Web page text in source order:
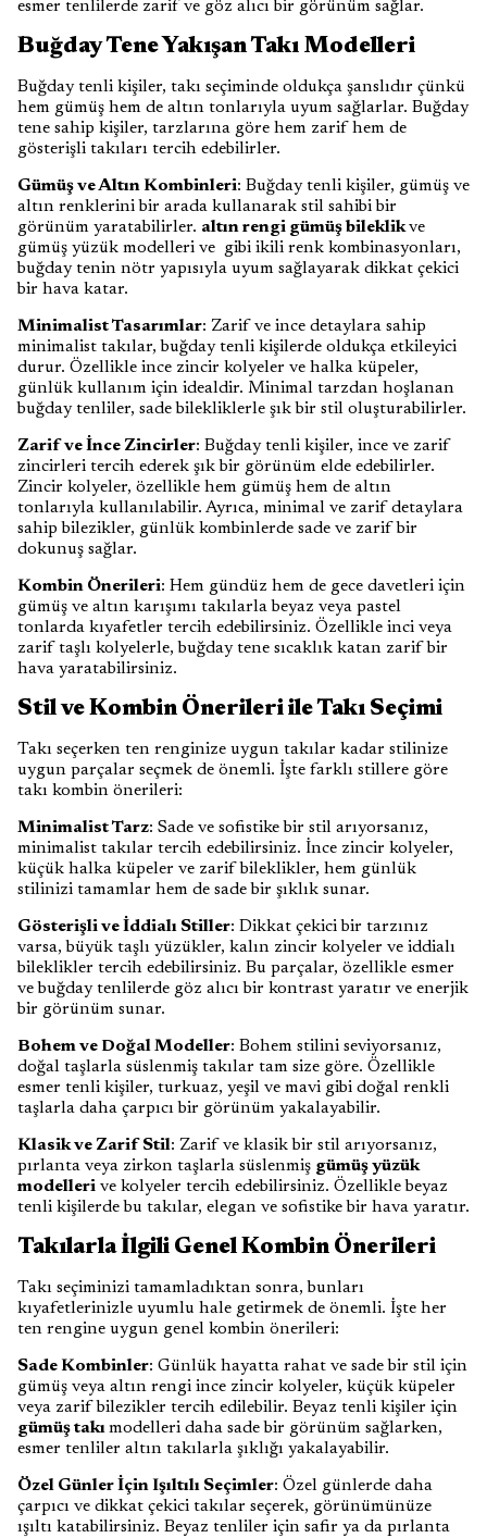
esmer tenlilerde zarif ve göz alıcı bir görünüm sağlar.
Buğday Tene Yakışan Takı Modelleri
Buğday tenli kişiler, takı seçiminde oldukça şanslıdır çünkü
hem gümüş hem de altın tonlarıyla uyum sağlarlar. Buğday
tene sahip kişiler, tarzlarına göre hem zarif hem de
gösterişli takıları tercih edebilirler.
Gümüş ve Altın Kombinleri: Buğday tenli kişiler, gümüş ve
altın renklerini bir arada kullanarak stil sahibi bir
görünüm yaratabilirler. altın rengi gümüş bileklikve
gümüş yüzük modelleri ve gibi ikili renk kombinasyonları,
buğday tenin nötr yapısıyla uyum sağlayarak dikkat çekici
bir hava katar.
Minimalist Tasarımlar: Zarif ve ince detaylara sahip
minimalist takılar, buğday tenli kişilerde oldukça etkileyici
durur. Özellikle ince zincir kolyeler ve halka küpeler,
günlük kullanım için idealdir. Minimal tarzdan hoşlanan
buğday tenliler, sade bilekliklerle şık bir stil oluşturabilirler.
Zarif ve İnce Zincirler: Buğday tenli kişiler, ince ve zarif
zincirleri tercih ederek şık bir görünüm elde edebilirler.
Zincir kolyeler, özellikle hem gümüş hem de altın
tonlarıyla kullanılabilir. Ayrıca, minimal ve zarif detaylara
sahip bilezikler, günlük kombinlerde sade ve zarif bir
dokunuş sağlar.
Kombin Önerileri: Hem gündüz hem de gece davetleri için
gümüş ve altın karışımı takılarla beyaz veya pastel
tonlarda kıyafetler tercih edebilirsiniz. Özellikle inci veya
zarif taşlı kolyelerle, buğday tene sıcaklık katan zarif bir
hava yaratabilirsiniz.
Stil ve Kombin Önerileri ile Takı Seçimi
Takı seçerken ten renginize uygun takılar kadar stilinize
uygun parçalar seçmek de önemli. İşte farklı stillere göre
takı kombin önerileri:
Minimalist Tarz: Sade ve sofistike bir stil arıyorsanız,
minimalist takılar tercih edebilirsiniz. İnce zincir kolyeler,
küçük halka küpeler ve zarif bileklikler, hem günlük
stilinizi tamamlar hem de sade bir şıklık sunar.
Gösterişli ve İddialı Stiller: Dikkat çekici bir tarzınız
varsa, büyük taşlı yüzükler, kalın zincir kolyeler ve iddialı
bileklikler tercih edebilirsiniz. Bu parçalar, özellikle esmer
ve buğday tenlilerde göz alıcı bir kontrast yaratır ve enerjik
bir görünüm sunar.
Bohem ve Doğal Modeller: Bohem stilini seviyorsanız,
doğal taşlarla süslenmiş takılar tam size göre. Özellikle
esmer tenli kişiler, turkuaz, yeşil ve mavi gibi doğal renkli
taşlarla daha çarpıcı bir görünüm yakalayabilir.
Klasik ve Zarif Stil: Zarif ve klasik bir stil arıyorsanız,
pırlanta veya zirkon taşlarla süslenmiş gümüş yüzük
modelleri ve kolyeler tercih edebilirsiniz. Özellikle beyaz
tenli kişilerde bu takılar, elegan ve sofistike bir hava yaratır.
Takılarla İlgili Genel Kombin Önerileri
Takı seçiminizi tamamladıktan sonra, bunları
kıyafetlerinizle uyumlu hale getirmek de önemli. İşte her
ten rengine uygun genel kombin önerileri:
Sade Kombinler: Günlük hayatta rahat ve sade bir stil için
gümüş veya altın rengi ince zincir kolyeler, küçük küpeler
veya zarif bilezikler tercih edilebilir. Beyaz tenli kişiler için
gümüş takımodelleri daha sade bir görünüm sağlarken,
esmer tenliler altın takılarla şıklığı yakalayabilir.
Özel Günler İçin Işıltılı Seçimler: Özel günlerde daha
çarpıcı ve dikkat çekici takılar seçerek, görünümünüze
ışıltı katabilirsiniz. Beyaz tenliler için safir ya da pırlanta